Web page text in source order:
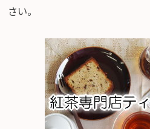
さい。